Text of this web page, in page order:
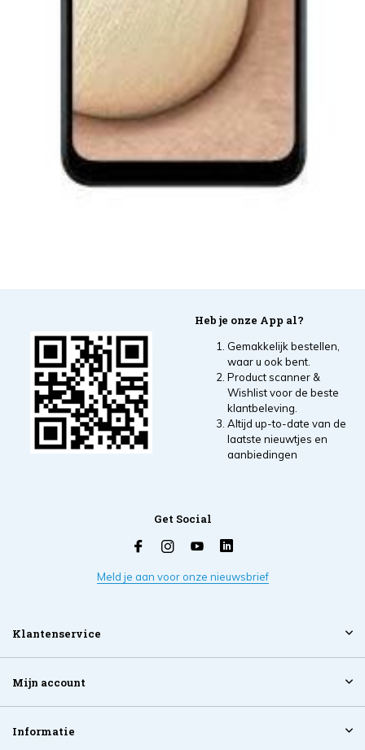
Heb je onze App al?
Gemakkelijk bestellen,
waar u ook bent.
Product scanner &
Wishlist voor de beste
klantbeleving.
Altijd up-to-date van de
laatste nieuwtjes en
aanbiedingen
Get Social
Meld je aan voor onze nieuwsbrief
Klantenservice
Mijn account
Informatie